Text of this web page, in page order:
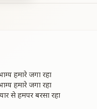
हमारे जगा रहा
हमारे जगा रहा
से हमपर बरसा रहा